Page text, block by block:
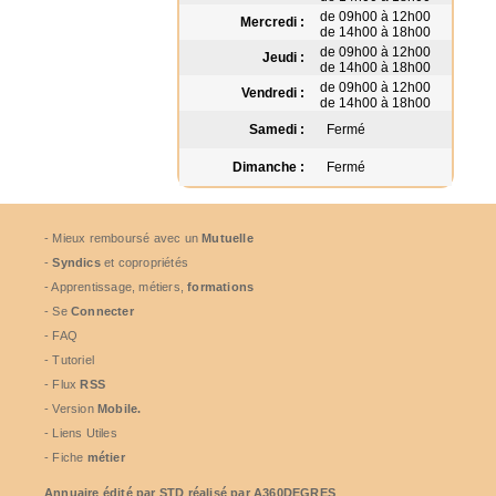
Mercredi :
de 09h00 à 12h00
de 14h00 à 18h00
Jeudi :
de 09h00 à 12h00
de 14h00 à 18h00
Vendredi :
de 09h00 à 12h00
de 14h00 à 18h00
Samedi :
Fermé
Dimanche : Fermé
- Mieux remboursé avec unMutuelle
-Syndicset copropriétés
- Apprentissage, métiers,formations
- Se Connecter
- FAQ
- Tutoriel
- FluxRSS
- Version Mobile.
- Liens Utiles
- Fiche métier
Annuaire édité par STD réalisé par A360DEGRES